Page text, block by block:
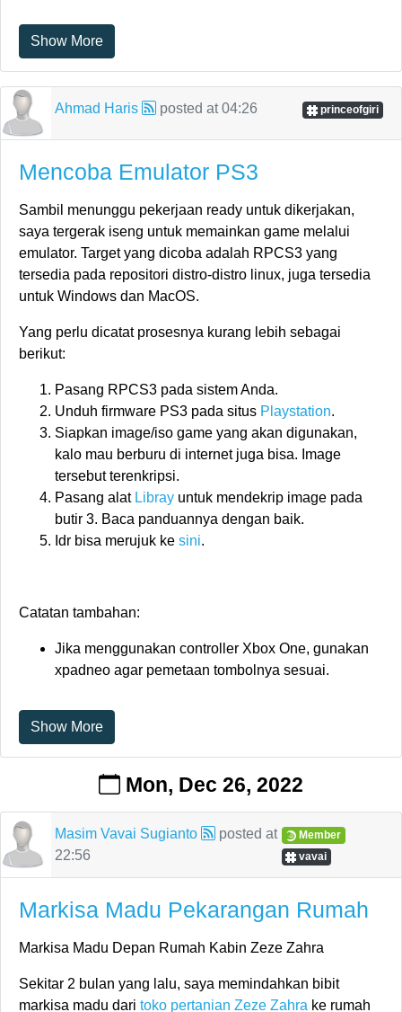
Show More
Ahmad Haris posted at04:26 princeofgiri
Mencoba Emulator PS3
Sambil menunggu pekerjaan ready untuk dikerjakan,
saya tergerak iseng untuk memainkan game melalui
emulator. Target yang dicoba adalah RPCS3 yang
tersedia pada repositori distro-distro linux, juga tersedia
untuk Windows dan MacOS.
Yang perlu dicatat prosesnya kurang lebih sebagai
berikut:
Pasang RPCS3 pada sistem Anda.
Unduh firmware PS3 pada situs Playstation.
Siapkan image/iso game yang akan digunakan,
kalo mau berburu di internet juga bisa. Image
tersebut terenkripsi.
Pasang alat Libray untuk mendekrip image pada
butir 3. Baca panduannya dengan baik.
Idr bisa merujuk ke sini.
Catatan tambahan:
Jika menggunakan controller Xbox One, gunakan
xpadneo agar pemetaan tombolnya sesuai.
Show More
Mon, Dec 26, 2022
Masim Vavai Sugianto
posted at
22:56
Member
vavai
Markisa Madu Pekarangan Rumah
Markisa Madu Depan Rumah Kabin Zeze Zahra
Sekitar 2 bulan yang lalu, saya memindahkan bibit
markisa madu dari toko pertanian Zeze Zahra ke rumah